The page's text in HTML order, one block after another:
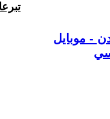
- موبايل